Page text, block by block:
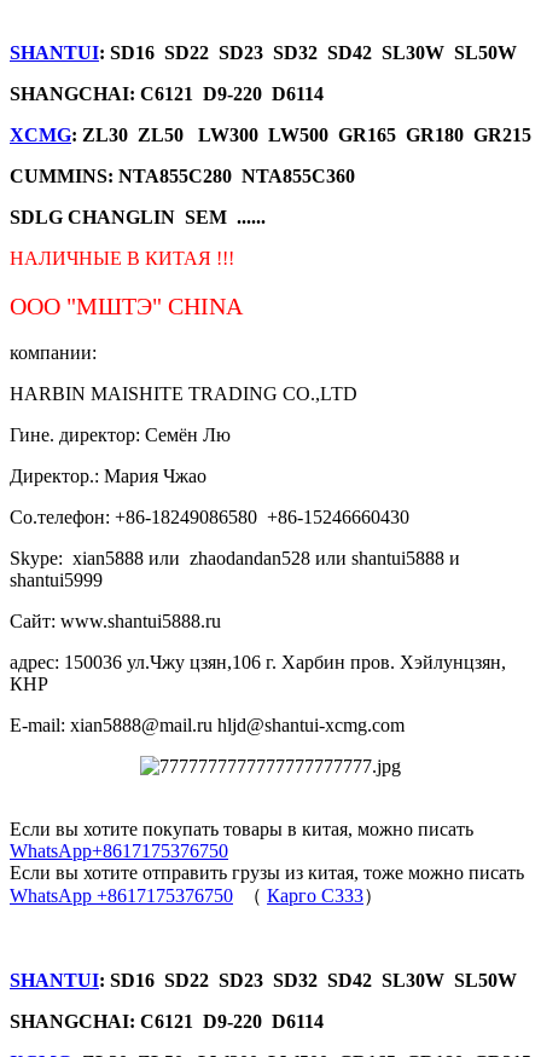
SHANTUI: SD16 SD22 SD23 SD32 SD42 SL30W SL50W
SHANGCHAI: C6121 D9-220 D6114
XCMG: ZL30 ZL50 LW300 LW500 GR165 GR180 GR215
CUMMINS: NTA855C280 NTA855C360
SDLG CHANGLIN SEM ......
НАЛИЧНЫЕ В КИТАЯ !!!
ООО "МШТЭ" CHINA
компании:
HARBIN MAISHITE TRADING CO.,LTD
Гине. директор: Семён Лю
Директор.: Мария Чжао
Со.телефон: +86-18249086580 +86-15246660430
Skype: xian5888 или zhaodandan528 или shantui5888 и
shantui5999
Сайт: www.shantui5888.ru
адрес: 150036 ул.Чжу цзян,106 г. Харбин пров. Хэйлунцзян,
КНР
E-mail: xian5888@mail.ru hljd@shantui-xcmg.com
Если вы хотите покупать товары в китая, можно писать
WhatsApp+8617175376750
Если вы хотите отправить грузы из китая, тоже можно писать
WhatsApp +8617175376750 （ Карго C333）
SHANTUI: SD16 SD22 SD23 SD32 SD42 SL30W SL50W
SHANGCHAI: C6121 D9-220 D6114